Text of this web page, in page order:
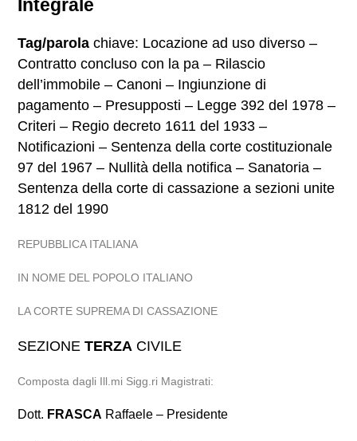
Integrale
Tag/parola chiave: Locazione ad uso diverso –
Contratto concluso con la pa – Rilascio
dell’immobile – Canoni – Ingiunzione di
pagamento – Presupposti – Legge 392 del 1978 –
Criteri – Regio decreto 1611 del 1933 –
Notificazioni – Sentenza della corte costituzionale
97 del 1967 – Nullità della notifica – Sanatoria –
Sentenza della corte di cassazione a sezioni unite
1812 del 1990
REPUBBLICA ITALIANA
IN NOME DEL POPOLO ITALIANO
LA CORTE SUPREMA DI CASSAZIONE
SEZIONETERZA CIVILE
Composta dagli Ill.mi Sigg.ri Magistrati:
Dott. FRASCA Raffaele – Presidente